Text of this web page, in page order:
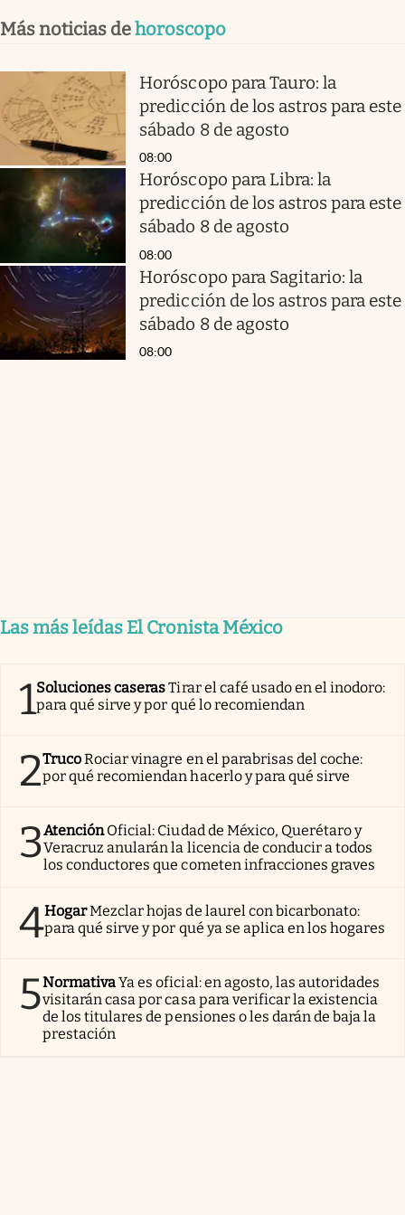
Más noticias dehoroscopo
Horóscopo para Tauro: la
predicción de los astros para este
sábado 8 de agosto
08:00
Horóscopo para Libra: la
predicción de los astros para este
sábado 8 de agosto
08:00
Horóscopo para Sagitario: la
predicción de los astros para este
sábado 8 de agosto
08:00
Las más leídas El Cronista México
1Soluciones caserasTirar el café usado en el inodoro:
para qué sirve y por qué lo recomiendan
2TrucoRociar vinagre en el parabrisas del coche:
por qué recomiendan hacerlo y para qué sirve
3AtenciónOficial: Ciudad de México, Querétaro y
Veracruz anularán la licencia de conducir a todos
los conductores que cometen infracciones graves
4HogarMezclar hojas de laurel con bicarbonato:
para qué sirve y por qué ya se aplica en los hogares
5NormativaYa es oficial: en agosto, las autoridades
visitarán casa por casa para verificar la existencia
de los titulares de pensiones o les darán de baja la
prestación